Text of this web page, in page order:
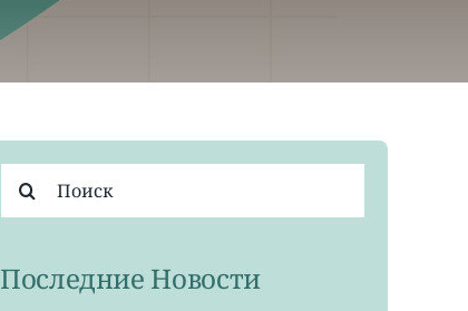
поиска:
Последние Новости